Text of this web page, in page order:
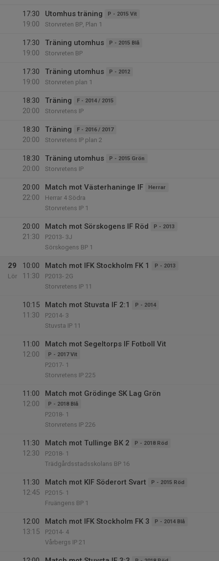
17:30
19:00
Utomhus träning P - 2015 Vit
Storvreten BP, Plan 1
17:30
19:00
Träning utomhus P - 2015 Blå
Storvreten BP
17:30
19:00
Träning utomhus P - 2012
Storvreten plan 1
18:30
20:00
Träning F - 2014 / 2015
Storvretens IP
18:30
20:00
Träning F - 2016 / 2017
Storvretens IP plan 2
18:30
20:00
Träning utomhus P - 2015 Grön
Storvretens IP
20:00
22:00
Match mot Västerhaninge IF Herrar
Herrar 4 Södra
Storvretens IP 1
20:00
21:30
Match mot Sörskogens IF Röd P - 2013
P2013- 3J
Sörskogens BP 1
29
Lör
10:00
11:30
Match mot IFK Stockholm FK 1 P - 2013
P2013- 2G
Storvretens IP 11
10:15
11:30
Match mot Stuvsta IF 2:1 P - 2014
P2014- 3
Stuvsta IP 11
11:00
12:00
Match mot Segeltorps IF Fotboll Vit
P - 2017 Vit
P2017- 1
Storvretens IP 225
11:00
12:00
Match mot Grödinge SK Lag Grön
P - 2018 Blå
P2018- 1
Storvretens IP 226
11:30
12:30
Match mot Tullinge BK 2 P - 2018 Röd
P2018- 1
Trädgårdsstadsskolans BP 16
11:30
12:45
Match mot KIF Söderort Svart P - 2015 Röd
P2015- 1
Fruängens BP 1
12:00
13:15
Match mot IFK Stockholm FK 3 P - 2014 Blå
P2014- 4
Vårbergs IP 21